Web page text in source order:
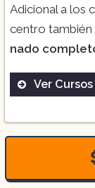
Adicional a los
centro también
nado
Ver